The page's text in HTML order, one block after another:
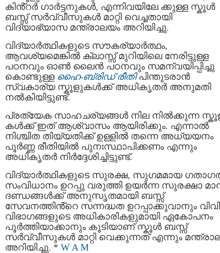
കിൻ്റർ ഗാർട്ടനുകൾ, എന്നിവയിലേ ക്കുള്ള സ്കൂള്‍
ബസ്സ് സർവ്വീസുകൾ മാറ്റി വെച്ചതായി
വിദ്യാഭ്യാസ മന്ത്രാലയം അറിയിച്ചു.
വിദ്യാർത്ഥികളുടെ സൗകര്യാർത്ഥം,
ആവശ്യമെങ്കിൽ ക്ലാസ്സ് മുറിയിലെ നേരിട്ടുള്ള
പഠനവും ഓൺ ലൈൻ പഠനവും സമന്വയിപ്പിച്ചു
കൊണ്ടുള്ള ഹൈ-ബ്രിഡ് രീതി പിന്തുടരാൻ
സ്വകാര്യ സ്കൂളുകൾക്ക് അധികൃതർ അനുമതി
നൽകിയിട്ടുണ്ട്.
പ്രത്യേക സാഹചര്യങ്ങൾ നില നിൽക്കുന്ന
കൾക്ക് ഇത് ആശ്വാസം ആയിരിക്കും. എന്നാൽ
നിശ്ചിത തിയ്യതിക്ക് ഉള്ളിൽ തന്നെ അധ്യയനം
പൂർണ്ണ രീതിയിൽ പുനഃസ്ഥാപിക്കണം എന്നും
അധികൃതർ നിർദ്ദേശിച്ചിട്ടുണ്ട്.
വിദ്യാർത്ഥികളുടെ സുരക്ഷ, സുഗമമായ
സംവിധാനം ഉറപ്പു വരുത്തി ഉയർന്ന സുരക്ഷാ
ദണ്ഡങ്ങൾക്ക് അനുസൃതമായി ബസ്സ്
സേവനത്തിൻ്റെ സന്നദ്ധത ഉറപ്പാക്കുവാനും
വിഭാഗങ്ങളുടെ അധികാരികളുമായി ഏകോപനം
പൂർത്തിയാക്കാനും കൂടിയാണ് സ്കൂൾ ബസ്സ്
സർവ്വീസുകൾ മാറ്റി വെക്കുന്നത് എന്നും
അറിയിച്ചു. * W A M